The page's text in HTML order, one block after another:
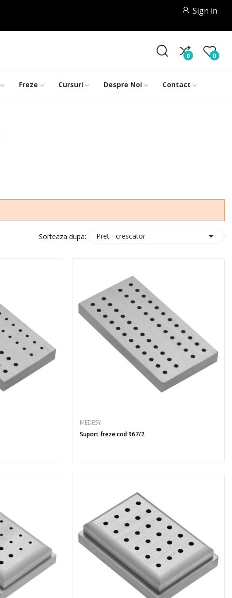
Sign in
0 0
Freze Cursuri Despre Noi Contact
Sorteaza dupa: Pret - crescator 
MEDESY
Suport freze cod 967/2